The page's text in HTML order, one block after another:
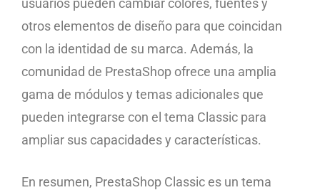
otros elementos de diseño para que coincidan
con la identidad de su marca. Además, la
comunidad de PrestaShop ofrece una amplia
gama de módulos y temas adicionales que
pueden integrarse con el tema Classic para
ampliar sus capacidades y características.
En resumen, PrestaShop Classic es un tema